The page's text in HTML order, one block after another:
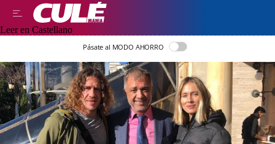
Leer en Castellano
Pásate al MODO AHORRO